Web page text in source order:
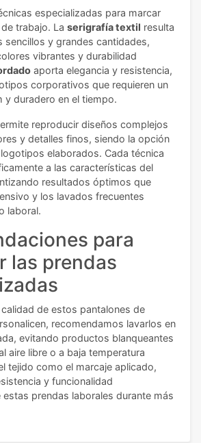
especializadas para marcar
trabajo. La serigrafía textil resulta
sencillos y grandes cantidades,
vibrantes y durabilidad
aporta elegancia y resistencia,
corporativos que requieren un
y duradero en el tiempo.
reproducir diseños complejos
y detalles finos, siendo la opción
elaborados. Cada técnica
a las características del
resultados óptimos que
y los lavados frecuentes
laboral.
para
las prendas
de estos pantalones de
recomendamos lavarlos en
evitando productos blanqueantes
aire libre o a baja temperatura
tejido como el marcaje aplicado,
y funcionalidad
prendas laborales durante más